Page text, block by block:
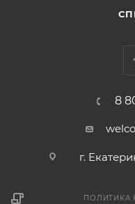
8
г.
ПОЛИТИКА